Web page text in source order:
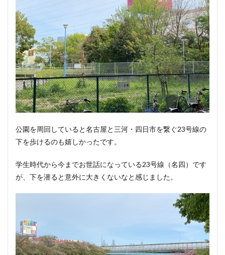
公園を周回していると名古屋と三河・四日市を繋ぐ23号線の
下を歩けるのも嬉しかったです。
学生時代から今までお世話になっている23号線（名四）です
が、下を潜ると意外に大きくないなと感じました。